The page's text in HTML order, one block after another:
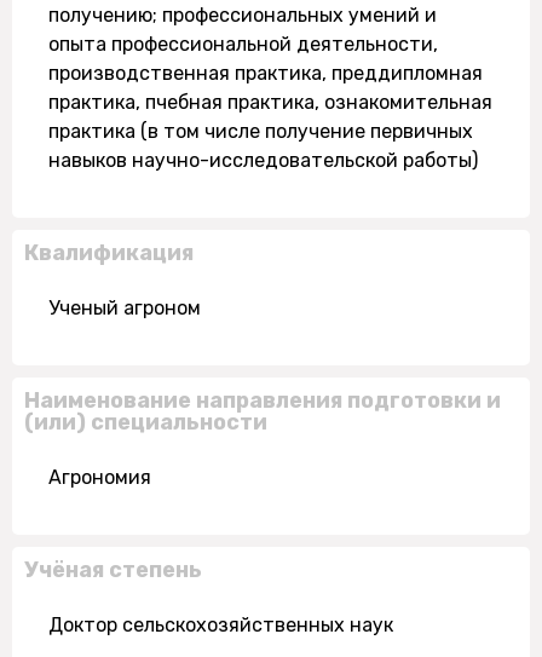
получению; профессиональных умений и
опыта профессиональной деятельности,
производственная практика, преддипломная
практика, пчебная практика, ознакомительная
практика (в том числе получение первичных
навыков научно-исследовательской работы)
Квалификация
Ученый агроном
Наименование направления подготовки и
(или) специальности
Агрономия
Учёная степень
Доктор сельскохозяйственных наук